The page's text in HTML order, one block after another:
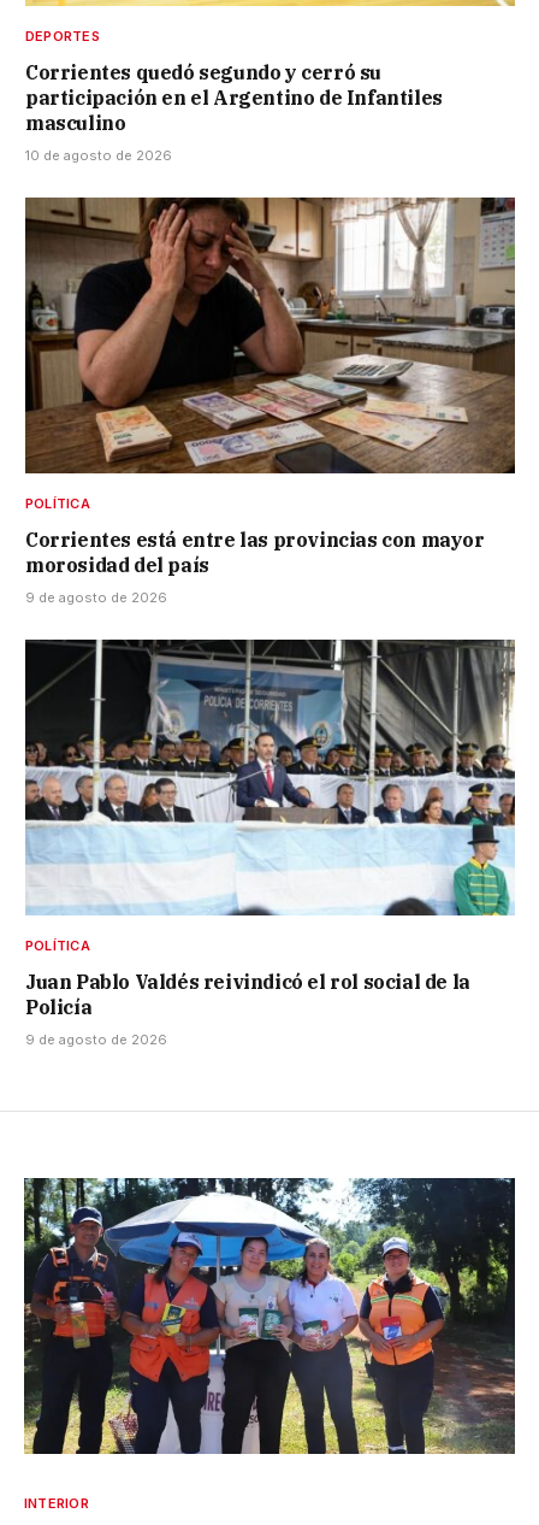
DEPORTES
Corrientes quedó segundo y cerró su
participación en el Argentino de Infantiles
masculino
10 de agosto de 2026
POLÍTICA
Corrientes está entre las provincias con mayor
morosidad del país
9 de agosto de 2026
POLÍTICA
Juan Pablo Valdés reivindicó el rol social de la
Policía
9 de agosto de 2026
INTERIOR